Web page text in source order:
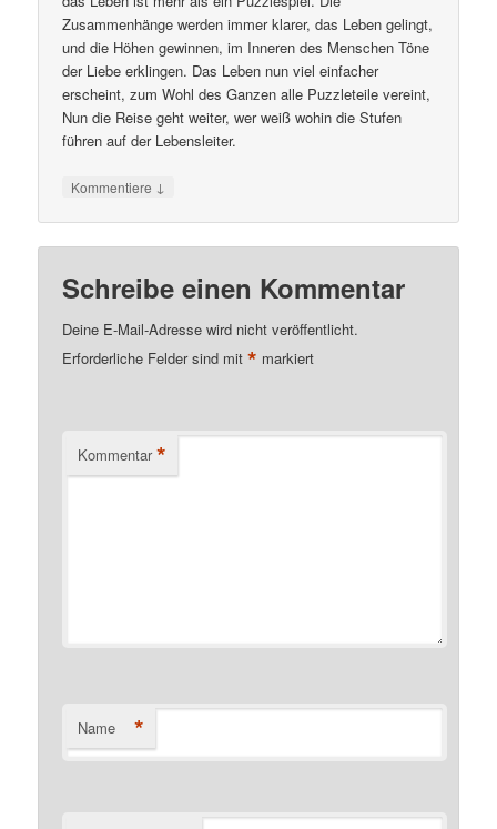
Zusammenhänge werden immer klarer, das Leben gelingt,
und die Höhen gewinnen, im Inneren des Menschen Töne
der Liebe erklingen. Das Leben nun viel einfacher
erscheint, zum Wohl des Ganzen alle Puzzleteile vereint,
Nun die Reise geht weiter, wer weiß wohin die Stufen
führen auf der Lebensleiter.
Kommentiere ↓
Schreibe einen Kommentar
Deine E-Mail-Adresse wird nicht veröffentlicht.
Erforderliche Felder sind mit* markiert
Kommentar *
Name *